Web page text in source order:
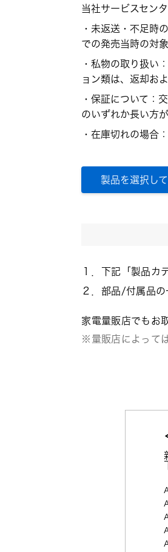
当社サービスセン
・未返送・不足時
での発売当時の対
・私物の取り扱い
ョン類は、返却お
・保証について：
のいずれか長い方
・在庫切れの場合
製品を選択し
１．下記「製品カ
２．部品/付属品の
家電量販店でもお
※量販店によって